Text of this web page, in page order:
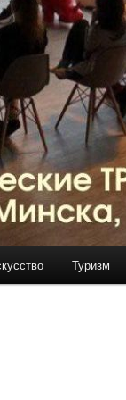
Туризм